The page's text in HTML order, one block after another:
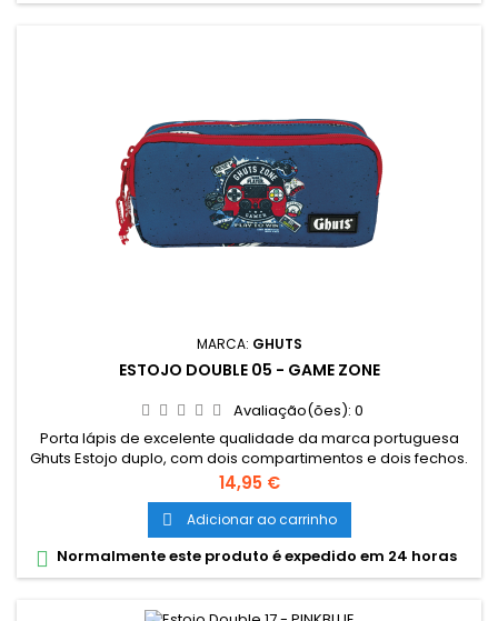
MARCA: GHUTS
ESTOJO DOUBLE 05 - GAME ZONE
Avaliação(ões): 0
Porta lápis de excelente qualidade da marca portuguesa
Ghuts Estojo duplo, com dois compartimentos e dois fechos.
Dimensões: 20,5 x 9,5 x 8 cm Características: Polyester 600D;
Fechos e cursor certificados YKK
Preço
14,95 €
 Adicionar ao carrinho
 Normalmente este produto é expedido em 24 horas